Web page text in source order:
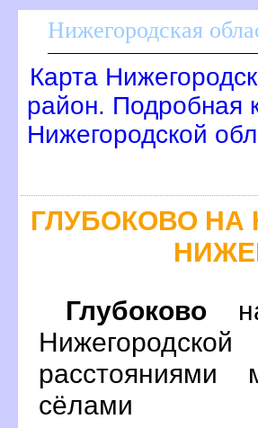
Нижегородская
Карта
район. Подробная
Нижегородской
ГЛУБОКОВО
Глубоково
сёлами